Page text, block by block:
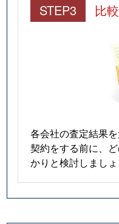
STEP3 比
各会社の査定結果
契約をする前に、
かりと検討しましょ